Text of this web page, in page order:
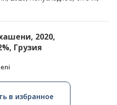
2020,
Грузия
в избранное